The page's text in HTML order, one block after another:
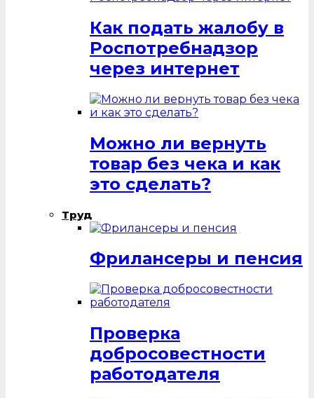
Как подать жалобу в
Роспотребнадзор
через интернет
Можно ли вернуть
товар без чека и как
это сделать?
Труд
Фрилансеры и пенсия
Проверка
добросовестности
работодателя